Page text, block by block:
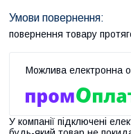
повернення товару
У компанії підключені